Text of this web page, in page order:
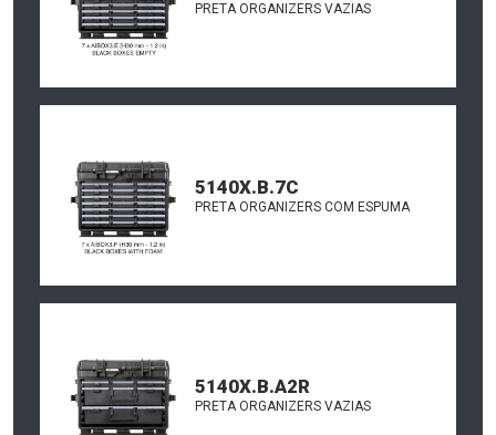
PRETA ORGANIZERS VAZIAS
5140X.B.7C
PRETA ORGANIZERS COM ESPUMA
5140X.B.A2R
PRETA ORGANIZERS VAZIAS